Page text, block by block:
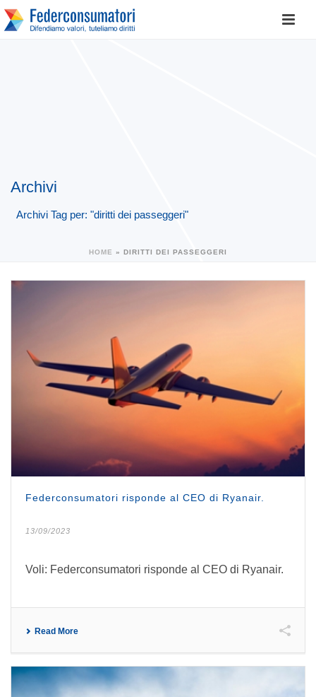
Archivi
Archivi Tag per: "diritti dei passeggeri"
HOME » DIRITTI DEI PASSEGGERI
Federconsumatori risponde al CEO di Ryanair.
13/09/2023
Voli: Federconsumatori risponde al CEO di Ryanair.
Read More